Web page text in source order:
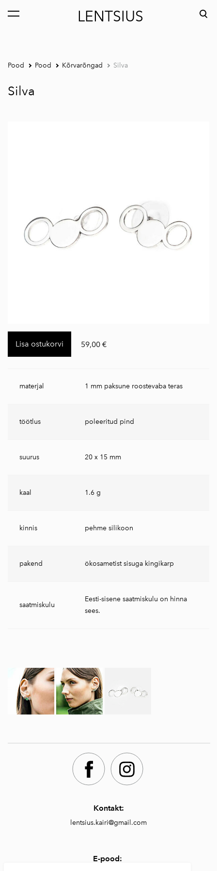
LENTSIUS
lisati ostukorvi. Vaata ostukorvi
Pood Pood Kõrvarõngad Silva
Silva
Lisa ostukorvi 59,00 €
materjal 1 mm paksune roostevaba teras
töötlus poleeritud pind
suurus 20 x 15 mm
kaal 1.6 g
kinnis pehme silikoon
pakend ökosametist sisuga kingikarp
saatmiskulu
Eesti-sisene saatmiskulu on hinna
sees.
Kontakt:
lentsius.kairi@gmail.com
E-pood: